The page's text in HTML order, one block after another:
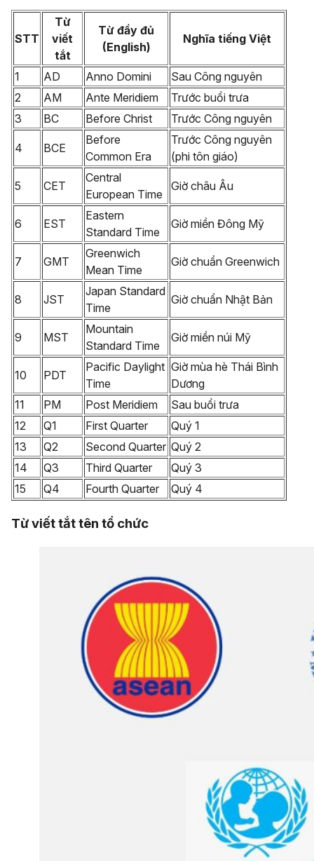
STT
Từ
viết
tắt
Từ đầy đủ
(English)
Nghĩa tiếng Việt
1 AD Anno Domini
Sau Công nguyên
2
AM Ante Meridiem
Trước buổi trưa
3
BC Before Christ Trước Công nguyên
4 BCE
Before
Common Era
Trước Công nguyên
(phi tôn giáo)
5 CET
Central
European Time
Giờ châu Âu
6 EST
Eastern
Standard Time
Giờ miền Đông Mỹ
7 GMT
Greenwich
Mean Time
Giờ chuẩn Greenwich
8 JST
Japan Standard
Time
Giờ chuẩn Nhật Bản
9 MST
Mountain
Standard Time
Giờ miền núi Mỹ
10 PDT
Pacific Daylight
Time
Giờ mùa hè Thái Bình
Dương
11
PM Post Meridiem
Sau buổi trưa
12
Q1 First Quarter
Quý 1
13
Q2 Second Quarter Quý 2
14
Q3 Third Quarter
Quý 3
15
Q4 Fourth Quarter Quý 4
Từ viết tắt tên tổ chức